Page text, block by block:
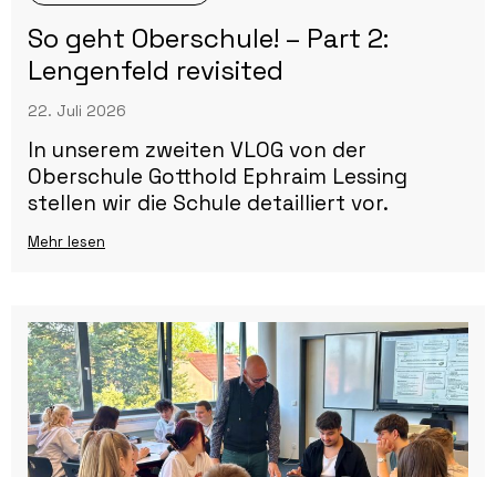
So geht Oberschule! – Part 2:
Lengenfeld revisited
22. Juli 2026
In unserem zweiten VLOG von der
Oberschule Gotthold Ephraim Lessing
stellen wir die Schule detailliert vor.
Mehr lesen